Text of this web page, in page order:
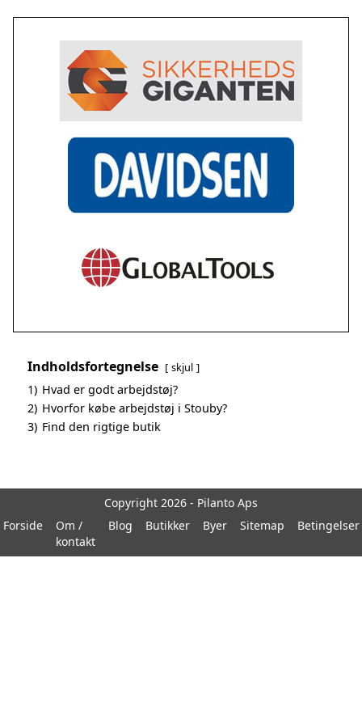
Indholdsfortegnelse skjul
1) Hvad er godt arbejdstøj?
2) Hvorfor købe arbejdstøj i Stouby?
3) Find den rigtige butik
Copyright 2026 - Pilanto Aps
Forside
Om /
kontakt
Blog Butikker Byer Sitemap Betingelser